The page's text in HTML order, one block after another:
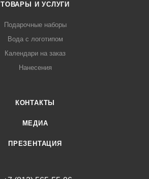
ТОВАРЫ И УСЛУГИ
Подарочные наборы
Вода с логотипом
Календари на заказ
Нанесения
КОНТАКТЫ
МЕДИА
ПРЕЗЕНТАЦИЯ